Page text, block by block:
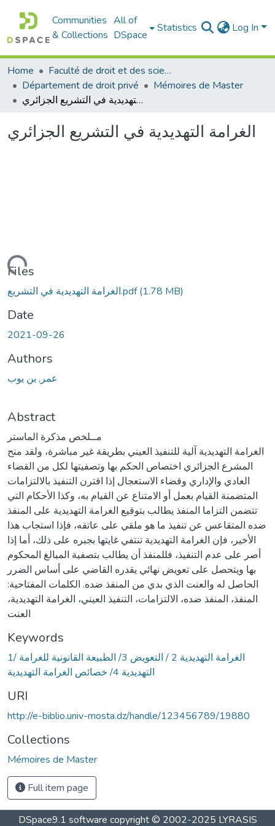
Communities
& Collections
All of
DSpace
Statistics Log In
Home
Faculté de droit et des sciences politiques
Département de droit privé
Mémoires de Master
الغرامة التهديدية في التشريع الجزائري
الغرامة التهديدية في التشريع الجزائري
Loading...
Files
الغرامة التهديدية في التشريع.pdf(1.78 MB)
Date
2021-09-26
Authors
عمر, بن يوب
Abstract
مــلخص مذكرة الماستر
الغرامة التهديدية آلية للتنفيذ العيني بطريقة غير مباشرة، ولقد منح
المشرع الجزائري اختصاص الحكم بها وتصفيتها لكل من القضاء
العادي والإداري وقضاء الاستعجال إذا اقترن التنفيذ بالالتزامات
المتضمنة القيام بعمل أو الامتناع عن القيام به، وكذا الأحكام التي
تتضمن التزاما المنفذ يطالب بتوقيع الغرامة التهديدية على المنفذ
ضده المتقاعس عن تنفيذ ما هو ملقي على عاتقه، فإذا استجاب هذا
الأخير، فإن الغرامة التهديدية تنتفي غايتها بجبره على ذلك، أما إذا
أصر على عدم التنفيذ، فللمنفذ أن يطالب بتصفية المبالغ المحكوم
بها ويتحصل على تعويض نهائي يقدره القاضي على أساس الضرر
الحاصل له والعنت الذي بدي من المنفذ ضده. الكلمات المفتاحية:
المنفذ، المنفذ ضده، الالتزامات، التنفيذ العيني، الغرامة التهديدية،
العنت
Keywords
1/ الغرامة التهديدية 2 / التعويض 3/ الطبيعة القانونية للغرامة
التهديدية 4/ خصائص الغرامة التهديدية
URI
http://e-biblio.univ-mosta.dz/handle/123456789/19880
Collections
Mémoires de Master
Full item page
DSpace9.1 software copyright © 2002-2025 LYRASIS